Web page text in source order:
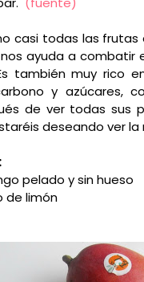
casi todas las frutas
ayuda a combatir
también muy rico
y azúcares,
de ver todas sus
deseando ver la
pelado y sin hueso
de limón